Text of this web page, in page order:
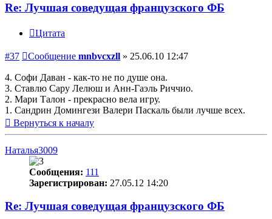
Re: Лучшая соведущая французского ФБ
Цитата
#37 Сообщение mnbvcxzll » 25.06.10 12:47
4. Софи Даван - как-то не по душе она.
3. Ставлю Сару Лелюш и Анн-Гаэль Риччио.
2. Мари Талон - прекрасно вела игру.
1. Сандрин Домингези Валери Паскаль были лучше всех.
Вернуться к началу
Наталья3009
Сообщения: 111
Зарегистрирован: 27.05.12 14:20
Re: Лучшая соведущая французского ФБ